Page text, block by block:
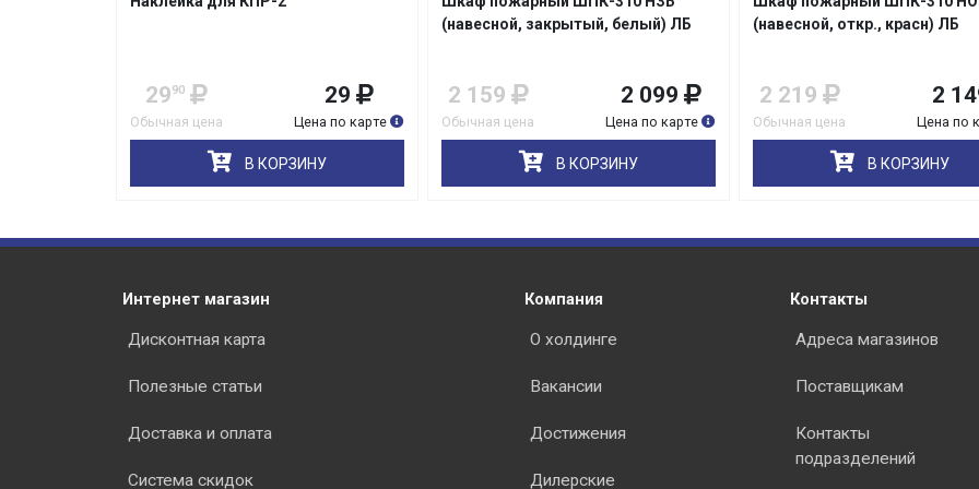
2990
Обычная цена
29
Цена по карте
В КОРЗИНУ
(навесной, закрытый, белый) ЛБ
2 159
Обычная цена
2 099
Цена по карте
В КОРЗИНУ
(навесной, откр., красн) ЛБ
2 219
Обычная цена
2
Цена по
В КОРЗИНУ
раз в 2 недели
Интернет магазин
Дисконтная карта
Полезные статьи
Доставка и оплата
Система скидок
Компания
О холдинге
Вакансии
Достижения
Дилерские
Контакты
Адреса магазинов
Поставщикам
Контакты
подразделений